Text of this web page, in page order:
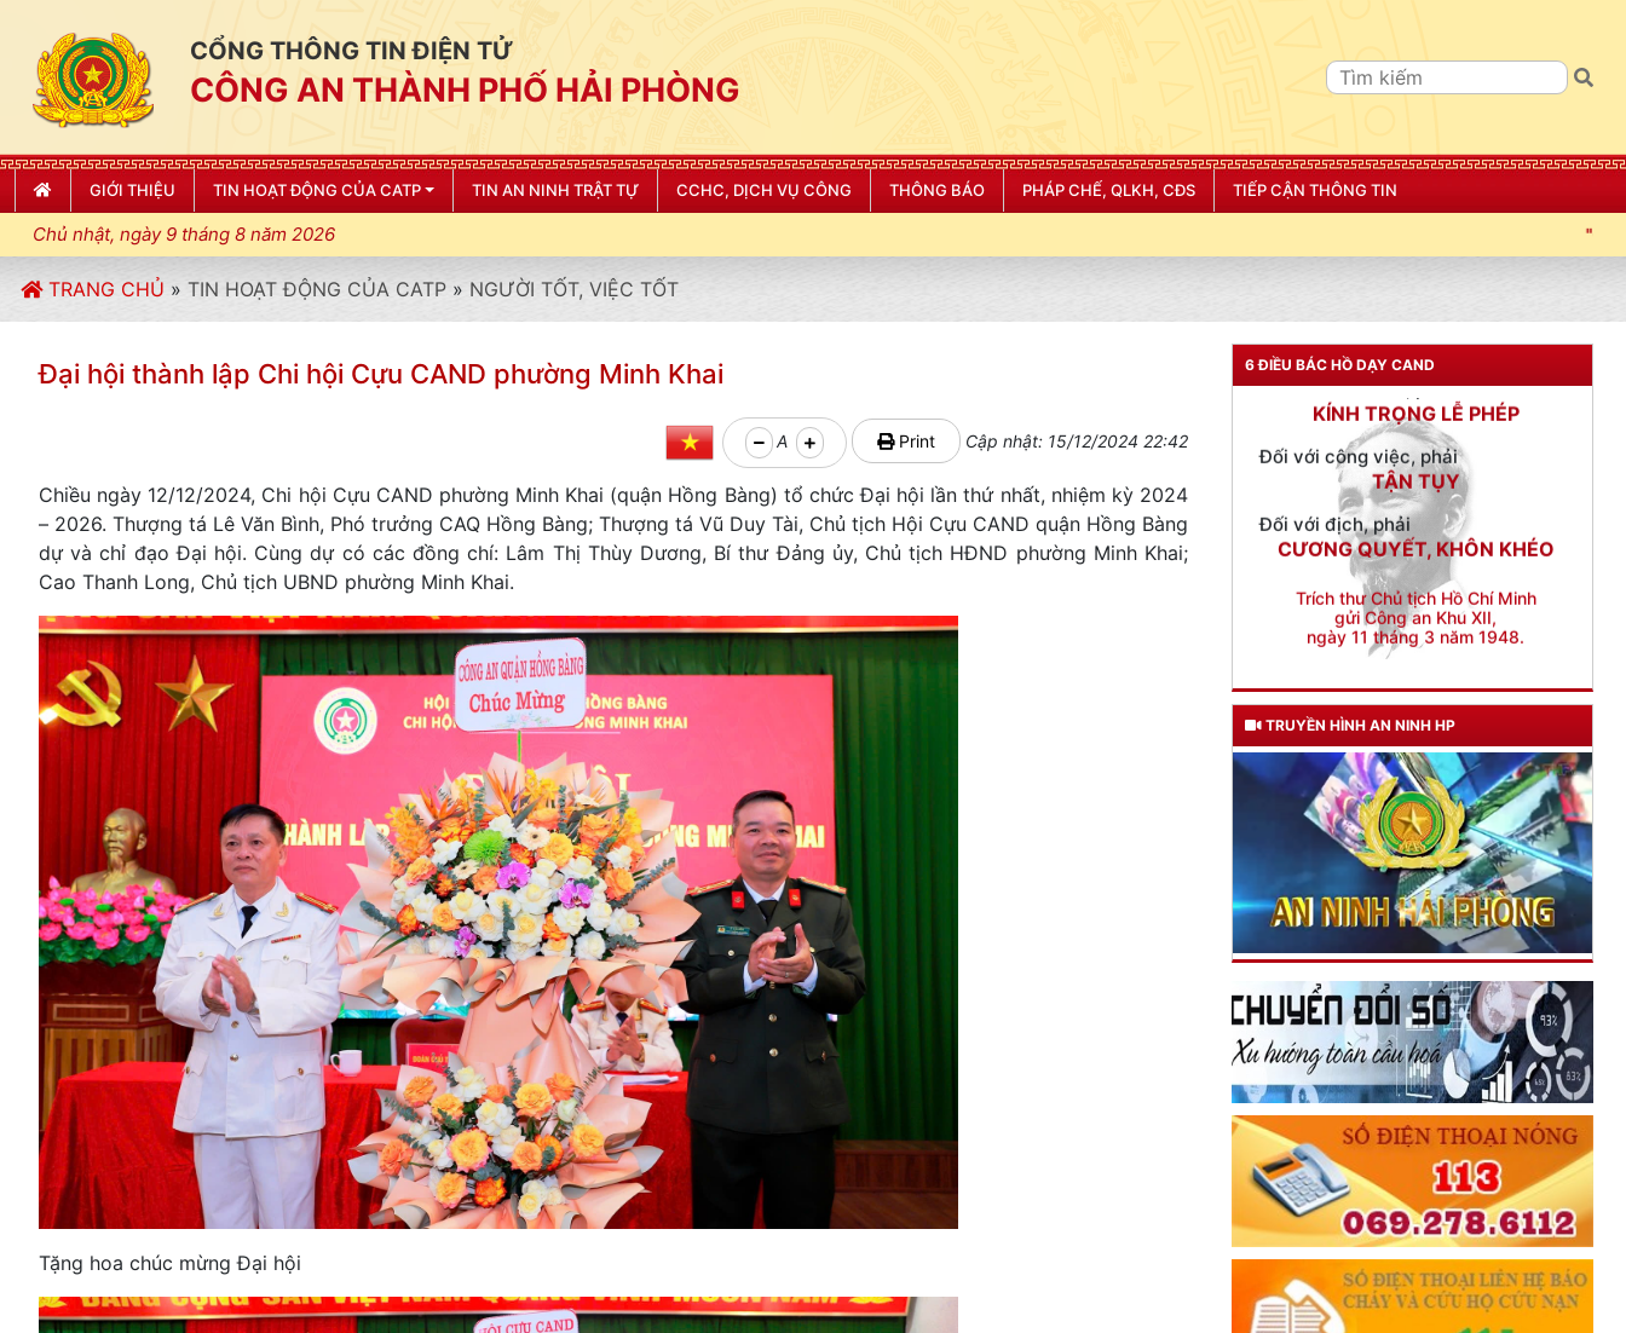
CỔNG THÔNG TIN ĐIỆN TỬ
CÔNG AN THÀNH PHỐ HẢI PHÒNG
GIỚI THIỆU TIN HOẠT ĐỘNG CỦA CATP TIN AN NINH TRẬT TỰ CCHC, DỊCH VỤ CÔNG THÔNG BÁO PHÁP CHẾ, QLKH, CĐS TIẾP CẬN THÔNG TIN
Chủ nhật, ngày 9 tháng 8 năm 2026 "CÔNG AN THÀNH PHỐ HẢI PHÒNG SIẾT
TRANG CHỦ » TIN HOẠT ĐỘNG CỦA CATP » NGƯỜI TỐT, VIỆC TỐT
Đại hội thành lập Chi hội Cựu CAND phường Minh Khai
A Print Cập nhật: 15/12/2024 22:42
Chiều ngày 12/12/2024, Chi hội Cựu CAND phường Minh Khai (quận Hồng Bàng) tổ chức Đại hội lần thứ nhất, nhiệm kỳ 2024
– 2026. Thượng tá Lê Văn Bình, Phó trưởng CAQ Hồng Bàng; Thượng tá Vũ Duy Tài, Chủ tịch Hội Cựu CAND quận Hồng Bàng
dự và chỉ đạo Đại hội. Cùng dự có các đồng chí: Lâm Thị Thùy Dương, Bí thư Đảng ủy, Chủ tịch HĐND phường Minh Khai;
Cao Thanh Long, Chủ tịch UBND phường Minh Khai.
Tặng hoa chúc mừng Đại hội
6 ĐIỀU BÁC HỒ DẠY CAND
CẦN, KIỆM, LIÊM, CHÍNH
Đối với chính phủ, phải
TUYỆT ĐỐI TRUNG THÀNH
Đối với nhân dân, phải
Đối với công việc, phải
TẬN TỤY
Đối với địch, phải
CƯƠNG QUYẾT, KHÔN KHÉO
Trích thư Chủ tịch Hồ Chí Minh
gửi Công an Khu XII,
ngày 11 tháng 3 năm 1948.
TRUYỀN HÌNH AN NINH HP